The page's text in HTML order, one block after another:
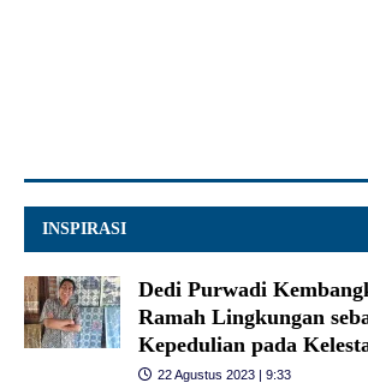
INSPIRASI
Dedi Purwadi
Ramah Lingkungan
Kepedulian pada
22 Agustus 2023 | 9:33